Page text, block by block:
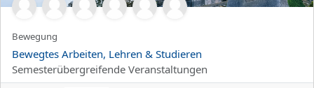
Kurzer Kursname
Bewegung
Kursname
Bewegtes Arbeiten, Lehren & Studieren
Kursbereich
Semesterübergreifende Veranstaltungen